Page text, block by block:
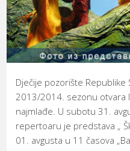
Dječije pozorište
2013/2014. sezonu otvara
najmlađe. U subotu 31.
repertoaru je predstava „
01. avgusta u 11 časova